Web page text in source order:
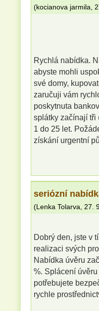
(kocianova jarmila,
Rychlá nabídka.
abyste mohli
své domy,
zaručuji vám
poskytnuta
splátky začínají tři
1 do 25 let.
získání urgentní
seriózní
(Lenka Tolarva 27.
Dobrý den, jste v
realizaci svých
Nabídka úvěru
%. Splácení
potřebujete
rychle